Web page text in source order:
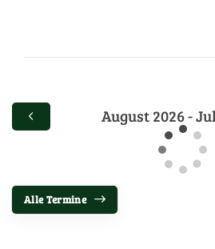
August 2026 -
Alle Termine